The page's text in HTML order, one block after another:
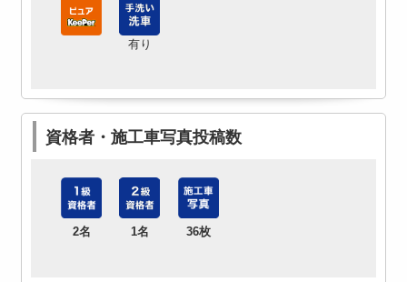
有り
資格者・施工車写真投稿数
2名 1名 36枚